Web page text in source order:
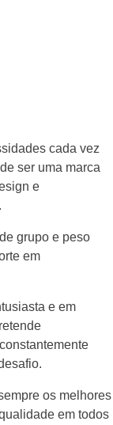
cada vez
ser uma marca
e
grupo e peso
em
e em
os melhores
em todos